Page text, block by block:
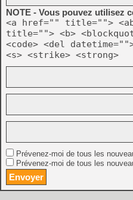
NOTE - Vous pouvez utilisez
<a href="" title="">
title=""> <b>
<code> <del
<s> <strike> <strong>
Prévenez-moi de tous les
Prévenez-moi de tous les